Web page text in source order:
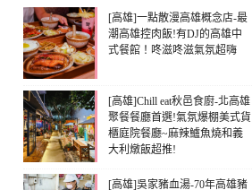
[高雄]一點散漫高雄概念店-最
潮高雄控肉飯!有DJ的高雄中
式餐館！咚滋咚滋氣氛超嗨
[高雄]Chill eat秋邑食廚-北高雄
聚餐餐廳首選!氣氛爆棚美式貨
櫃庭院餐廳~麻辣鱸魚燒和義
大利燉飯超推!
[高雄]吳家豬血湯-70年高雄豬